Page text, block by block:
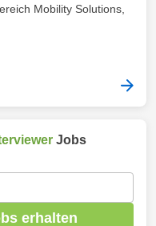
Mobility Solutions,
Jobs
erhalten